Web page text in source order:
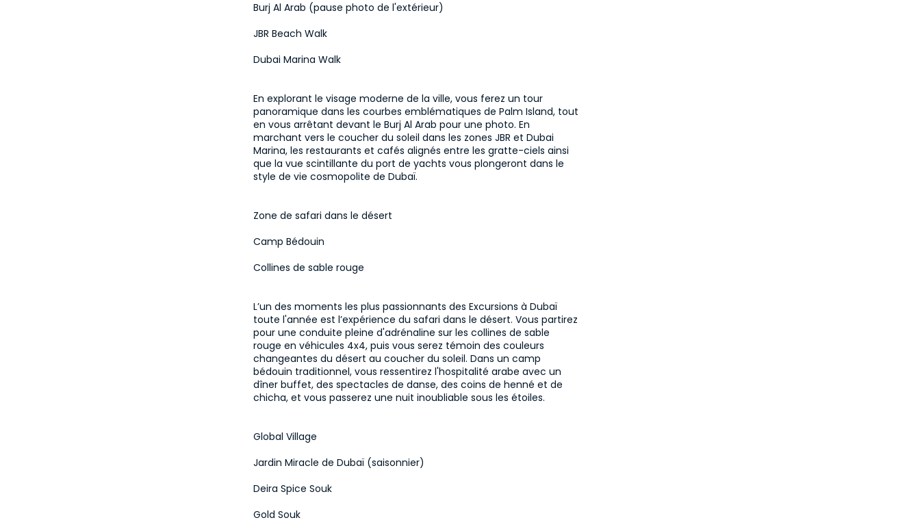
Burj Al Arab (pause photo de l'extérieur)
JBR Beach Walk
Dubai Marina Walk
En explorant le visage moderne de la ville, vous ferez un tour
panoramique dans les courbes emblématiques de Palm Island, tout
en vous arrêtant devant le Burj Al Arab pour une photo. En
marchant vers le coucher du soleil dans les zones JBR et Dubai
Marina, les restaurants et cafés alignés entre les gratte-ciels ainsi
que la vue scintillante du port de yachts vous plongeront dans le
style de vie cosmopolite de Dubaï.
Zone de safari dans le désert
Camp Bédouin
Collines de sable rouge
L’un des moments les plus passionnants des Excursions à Dubaï
toute l'année est l’expérience du safari dans le désert. Vous partirez
pour une conduite pleine d'adrénaline sur les collines de sable
rouge en véhicules 4x4, puis vous serez témoin des couleurs
changeantes du désert au coucher du soleil. Dans un camp
bédouin traditionnel, vous ressentirez l'hospitalité arabe avec un
dîner buffet, des spectacles de danse, des coins de henné et de
chicha, et vous passerez une nuit inoubliable sous les étoiles.
Global Village
Jardin Miracle de Dubaï (saisonnier)
Deira Spice Souk
Gold Souk